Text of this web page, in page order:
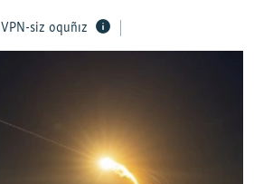
VPN-siz oquñız